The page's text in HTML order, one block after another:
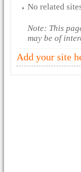
No related
Note: This
may be of
Add your site